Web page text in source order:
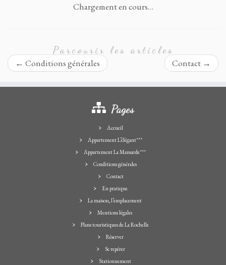
Chargement en cours…
Parcourir les articles
← Conditions générales Contact →
Pages
Accueil
Appartement L’élégant***
Appartement La Mansarde***
Conditions générales
Contact
En pratique
La maison, l’emplacement
Mentions légales
Plans touristiques de La Rochelle
Réserver
Se repérer
Stationnement